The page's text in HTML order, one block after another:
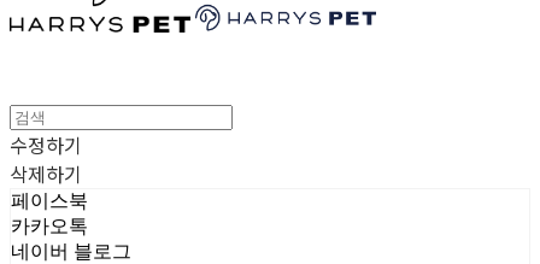
수정하기
삭제하기
페이스북
카카오톡
네이버 블로그